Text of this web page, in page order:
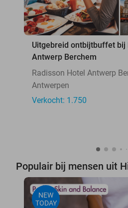
Uitgebreid ontbijtbuffet bij
Antwerp Berchem
Radisson Hotel Antwerp
Antwerpen
Verkocht: 1.750
Populair bij mensen uit
NEW
TODAY